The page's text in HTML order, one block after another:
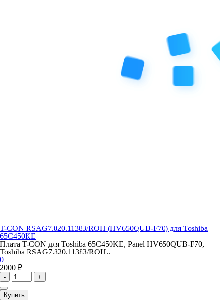
T-CON RSAG7.820.11383/ROH (HV650QUB-F70) для Toshiba
65C450KE
Плата T-CON для Toshiba 65C450KE, Panel HV650QUB-F70,
Toshiba RSAG7.820.11383/ROH..
0
2000 ₽
- +
Купить